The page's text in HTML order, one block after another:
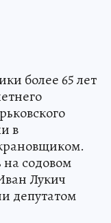
более 65 лет
в
содовом
Лукич
депутатом